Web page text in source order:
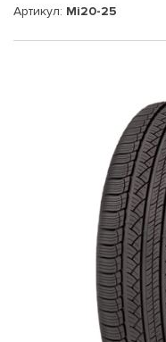
Артикул: Mi20-25